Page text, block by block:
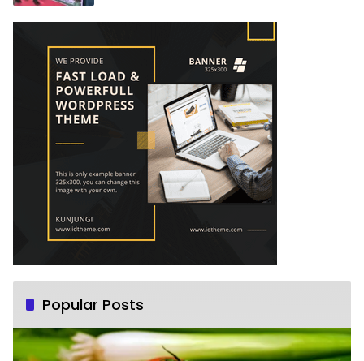
Popular Posts